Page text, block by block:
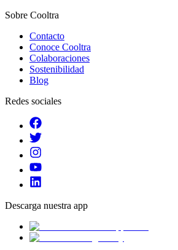
Sobre Cooltra
Contacto
Conoce Cooltra
Colaboraciones
Sostenibilidad
Blog
Redes sociales
Descarga nuestra app